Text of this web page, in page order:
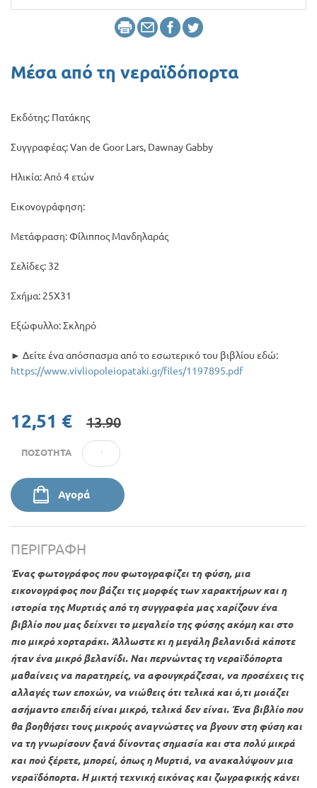
Μέσα από τη νεραϊδόπορτα
Εκδότης: Πατάκης
Συγγραφέας: Van de Goor Lars, Dawnay Gabby
Ηλικία: Από 4 ετών
Εικονογράφηση:
Μετάφραση: Φίλιππος Μανδηλαράς
Σελίδες: 32
Σχήμα: 25Χ31
Εξώφυλλο: Σκληρό
► Δείτε ένα απόσπασμα από το εσωτερικό του βιβλίου εδώ:
https://www.vivliopoleiopataki.gr/files/1197895.pdf
12,51 € 13.90
ΠΟΣΌΤΗΤΑ
Αγορά
ΠΕΡΙΓΡΑΦΉ
Ένας φωτογράφος που φωτογραφίζει τη φύση, μια
εικονογράφος που βάζει τις μορφές των χαρακτήρων και η
ιστορία της Μυρτιάς από τη συγγραφέα μας χαρίζουν ένα
βιβλίο που μας δείχνει το μεγαλείο της φύσης ακόμη και στο
πιο μικρό χορταράκι. Άλλωστε κι η μεγάλη βελανιδιά κάποτε
ήταν ένα μικρό βελανίδι. Ναι περνώντας τη νεραϊδόπορτα
μαθαίνεις να παρατηρείς, να αφουγκράζεσαι, να προσέχεις τις
αλλαγές των εποχών, να νιώθεις ότι τελικά και ό,τι μοιάζει
ασήμαντο επειδή είναι μικρό, τελικά δεν είναι. Ένα βιβλίο που
θα βοηθήσει τους μικρούς αναγνώστες να βγουν στη φύση και
να τη γνωρίσουν ξανά δίνοντας σημασία και στα πολύ μικρά
και πού ξέρετε, μπορεί, όπως η Μυρτιά, να ανακαλύψουν μια
νεραϊδόπορτα. Η μικτή τεχνική εικόνας και ζωγραφικής κάνει